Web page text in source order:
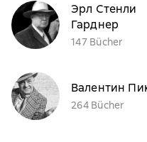
Эрл Стенли
Гарднер
147 Bücher
Валентин
264 Bücher